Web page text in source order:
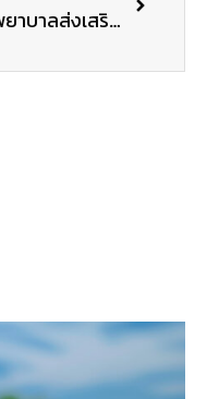
โรงพยาบาลส่งเสริมสุขภาพตำบล สู่โมเดล Sustainable SOA (SDGs)